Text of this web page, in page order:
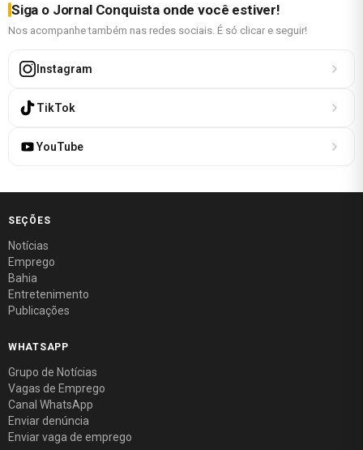
Siga o Jornal Conquista onde você estiver!
Nos acompanhe também nas redes sociais. É só clicar e seguir!
Instagram
TikTok
YouTube
SEÇÕES
Notícias
Emprego
Bahia
Entretenimento
Publicações
WHATSAPP
Grupo de Notícias
Vagas de Emprego
Canal WhatsApp
Enviar denúncia
Enviar vaga de emprego